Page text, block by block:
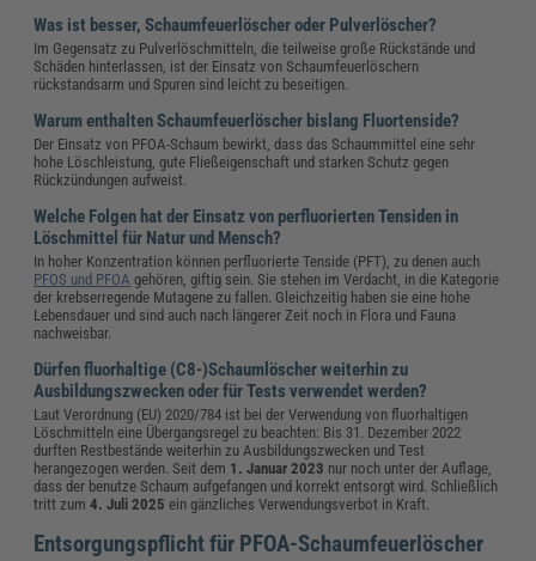
Was ist besser, Schaumfeuerlöscher oder Pulverlöscher?
Im Gegensatz zu Pulverlöschmitteln, die teilweise große Rückstände und
Schäden hinterlassen, ist der Einsatz von Schaumfeuerlöschern
rückstandsarm und Spuren sind leicht zu beseitigen.
Warum enthalten Schaumfeuerlöscher bislang Fluortenside?
Der Einsatz von PFOA-Schaum bewirkt, dass das Schaummittel eine sehr
hohe Löschleistung, gute Fließeigenschaft und starken Schutz gegen
Rückzündungen aufweist.
Welche Folgen hat der Einsatz von perfluorierten Tensiden in
Löschmittel für Natur und Mensch?
In hoher Konzentration können perfluorierte Tenside (PFT), zu denen auch
PFOS und PFOA gehören, giftig sein. Sie stehen im Verdacht, in die Kategorie
der krebserregende Mutagene zu fallen. Gleichzeitig haben sie eine hohe
Lebensdauer und sind auch nach längerer Zeit noch in Flora und Fauna
nachweisbar.
Dürfen fluorhaltige (C8-)Schaumlöscher weiterhin zu
Ausbildungszwecken oder für Tests verwendet werden?
Laut Verordnung (EU) 2020/784 ist bei der Verwendung von fluorhaltigen
Löschmitteln eine Übergangsregel zu beachten: Bis 31. Dezember 2022
durften Restbestände weiterhin zu Ausbildungszwecken und Test
herangezogen werden. Seit dem 1. Januar 2023 nur noch unter der Auflage,
dass der benutze Schaum aufgefangen und korrekt entsorgt wird. Schließlich
tritt zum4. Juli 2025 ein gänzliches Verwendungsverbot in Kraft.
Entsorgungspflicht für PFOA-Schaumfeuerlöscher